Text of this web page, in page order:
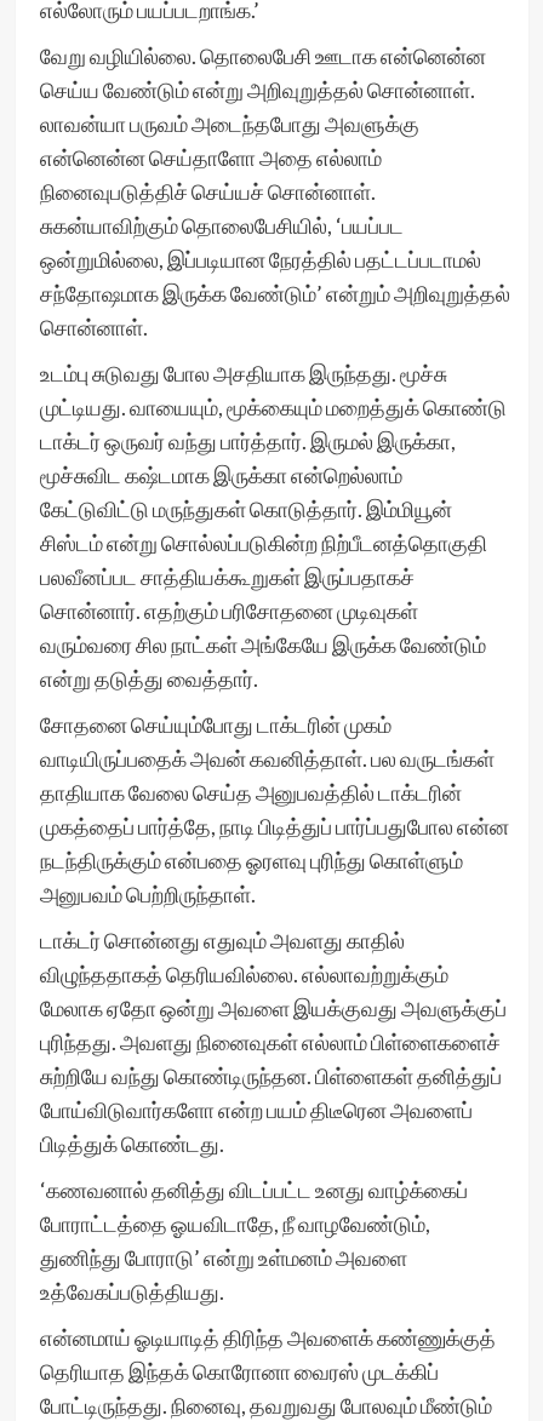
எல்லோரும் பயப்படறாங்க.’
வேறு வழியில்லை. தொலைபேசி ஊடாக என்னென்ன
செய்ய வேண்டும் என்று அறிவுறுத்தல் சொன்னாள்.
லாவன்யா பருவம் அடைந்தபோது அவளுக்கு
என்னென்ன செய்தாளோ அதை எல்லாம்
நினைவுபடுத்திச் செய்யச் சொன்னாள்.
சுகன்யாவிற்கும் தொலைபேசியில், ‘பயப்பட
ஒன்றுமில்லை, இப்படியான நேரத்தில் பதட்டப்படாமல்
சந்தோஷமாக இருக்க வேண்டும்’ என்றும் அறிவுறுத்தல்
சொன்னாள்.
உடம்பு சுடுவது போல அசதியாக இருந்தது. மூச்சு
முட்டியது. வாயையும், மூக்கையும் மறைத்துக் கொண்டு
டாக்டர் ஒருவர் வந்து பார்த்தார். இருமல் இருக்கா,
மூச்சுவிட கஷ்டமாக இருக்கா என்றெல்லாம்
கேட்டுவிட்டு மருந்துகள் கொடுத்தார். இம்மியூன்
சிஸ்டம் என்று சொல்லப்படுகின்ற நிற்பீடனத்தொகுதி
பலவீனப்பட சாத்தியக்கூறுகள் இருப்பதாகச்
சொன்னார். எதற்கும் பரிசோதனை முடிவுகள்
வரும்வரை சில நாட்கள் அங்கேயே இருக்க வேண்டும்
என்று தடுத்து வைத்தார்.
சோதனை செய்யும்போது டாக்டரின் முகம்
வாடியிருப்பதைக் அவன் கவனித்தாள். பல வருடங்கள்
தாதியாக வேலை செய்த அனுபவத்தில் டாக்டரின்
முகத்தைப் பார்த்தே, நாடி பிடித்துப் பார்ப்பதுபோல என்ன
நடந்திருக்கும் என்பதை ஓரளவு புரிந்து கொள்ளும்
அனுபவம் பெற்றிருந்தாள்.
டாக்டர் சொன்னது எதுவும் அவளது காதில்
விழுந்ததாகத் தெரியவில்லை. எல்லாவற்றுக்கும்
மேலாக ஏதோ ஒன்று அவளை இயக்குவது அவளுக்குப்
புரிந்தது. அவளது நினைவுகள் எல்லாம் பிள்ளைகளைச்
சுற்றியே வந்து கொண்டிருந்தன. பிள்ளைகள் தனித்துப்
போய்விடுவார்களோ என்ற பயம் திடீரென அவளைப்
பிடித்துக் கொண்டது.
‘கணவனால் தனித்து விடப்பட்ட உனது வாழ்க்கைப்
போராட்டத்தை ஓயவிடாதே, நீ வாழவேண்டும்,
துணிந்து போராடு’ என்று உள்மனம் அவளை
உத்வேகப்படுத்தியது.
என்னமாய் ஓடியாடித் திரிந்த அவளைக் கண்ணுக்குத்
தெரியாத இந்தக் கொரோனா வைரஸ் முடக்கிப்
போட்டிருந்தது. நினைவு, தவறுவது போலவும் மீண்டும்